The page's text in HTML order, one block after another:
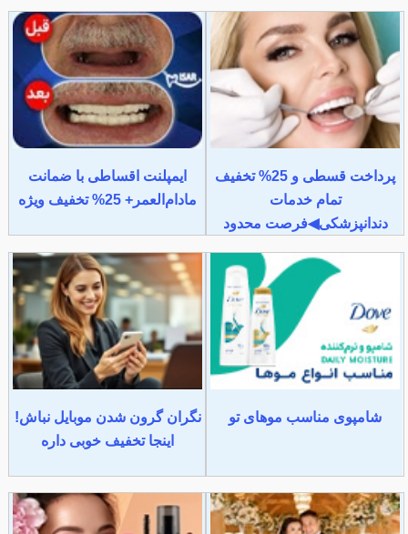
پرداخت قسطی و 25% تخفیف
تمام خدمات
دندانپزشکی◀فرصت محدود
ایمپلنت اقساطی با ضمانت
مادام‌العمر+ 25% تخفیف ویژه
شامپوی مناسب موهای تو
نگران گرون شدن موبایل نباش!
اینجا تخفیف خوبی داره